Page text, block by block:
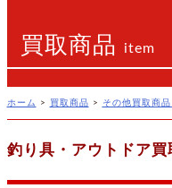
買取商品 item
ホーム > 買取商品 > その他買取商品
釣り具・アウトドア買